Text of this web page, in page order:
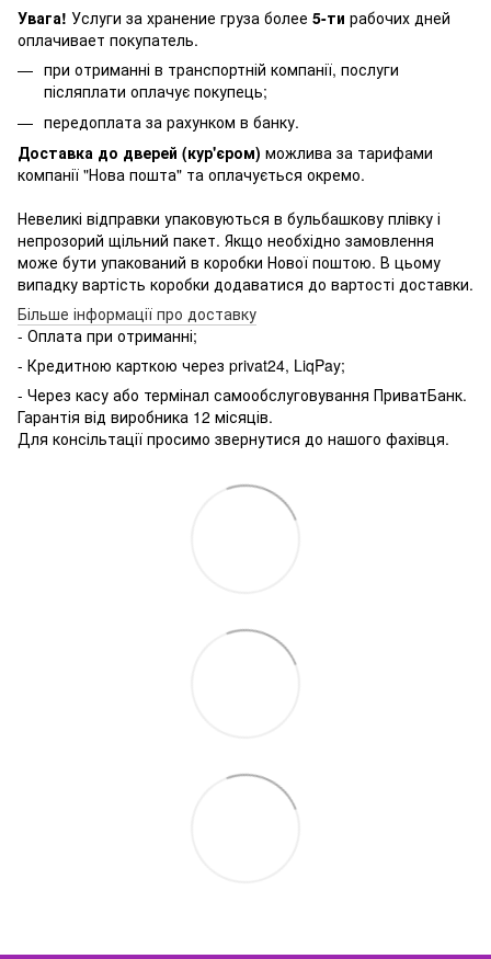
Увага! Услуги за хранение груза более 5-ти рабочих дней
оплачивает покупатель.
при отриманні в транспортній компанії, послуги
післяплати оплачує покупець;
передоплата за рахунком в банку.
Доставка до дверей (кур'єром) можлива за тарифами
компанії "Нова пошта" та оплачується окремо.
Невеликі відправки упаковуються в бульбашкову плівку і
непрозорий щільний пакет. Якщо необхідно замовлення
може бути упакований в коробки Нової поштою. В цьому
випадку вартість коробки додаватися до вартості доставки.
Більше інформації про доставку
- Оплата при отриманні;
- Кредитною карткою через privat24, LiqPay;
- Через касу або термінал самообслуговування ПриватБанк.
Гарантія від виробника 12 місяців.
Для консільтації просимо звернутися до нашого фахівця.